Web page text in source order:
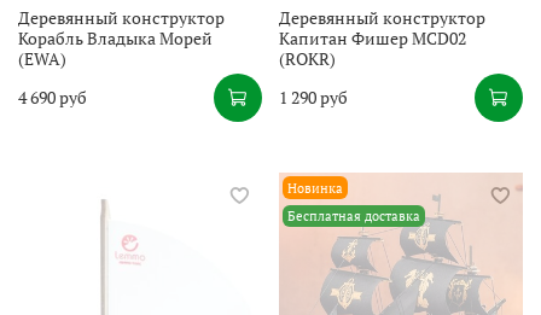
Деревянный конструктор
Корабль Владыка Морей
(EWA)
4 690 руб
Деревянный конструктор
Капитан Фишер MCD02
(ROKR)
1 290 руб
Новинка
Бесплатная доставка